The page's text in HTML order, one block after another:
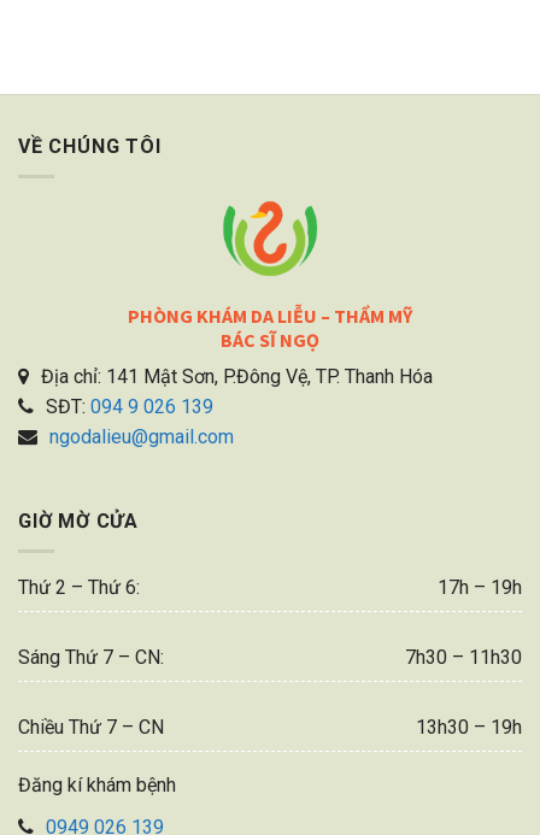
VỀ CHÚNG TÔI
PHÒNG KHÁM DA LIỄU – THẨM MỸ
BÁC SĨ NGỌ
Địa chỉ: 141 Mật Sơn, P.Đông Vệ, TP. Thanh Hóa
SĐT: 094 9 026 139
ngodalieu@gmail.com
GIỜ MỜ CỬA
Thứ 2 – Thứ 6: 17h – 19h
Sáng Thứ 7 – CN: 7h30 – 11h30
Chiều Thứ 7 – CN 13h30 – 19h
Đăng kí khám bệnh
0949 026 139